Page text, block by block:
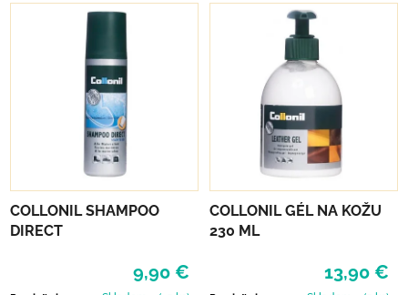
COLLONIL SHAMPOO
DIRECT
9,90 €
COLLONIL GÉL NA KOŽU
230 ML
13,90 €